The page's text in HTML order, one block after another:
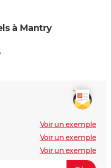
à Mantry
Voir un exemple
Voir un exemple
Voir un exemple